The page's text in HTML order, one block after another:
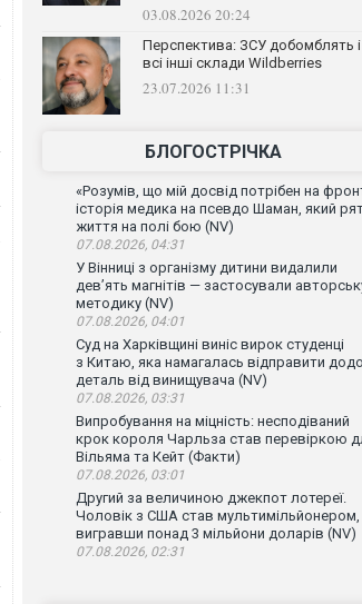
03.08.2026 20:24
Перспектива: ЗСУ добомблять і
всі інші склади Wildberries
23.07.2026 11:31
БЛОГОСТРІЧКА
«Розумів, що мій досвід потрібен на
історія медика на псевдо Шаман, який
життя на полі бою (NV)
07.08.2026, 04:31
У Вінниці з організму дитини видалили
дев’ять магнітів — застосували
методику (NV)
07.08.2026, 04:01
Суд на Харківщині виніс вирок студенці
з Китаю, яка намагалась відправити
деталь від винищувача (NV)
07.08.2026, 03:31
Випробування на міцність: несподіваний
крок короля Чарльза став перевіркою
Вільяма та Кейт (Факти)
07.08.2026, 03:01
Другий за величиною джекпот лотереї.
Чоловік з США став мультимільйонером,
вигравши понад 3 мільйони доларів (NV)
07.08.2026, 02:31